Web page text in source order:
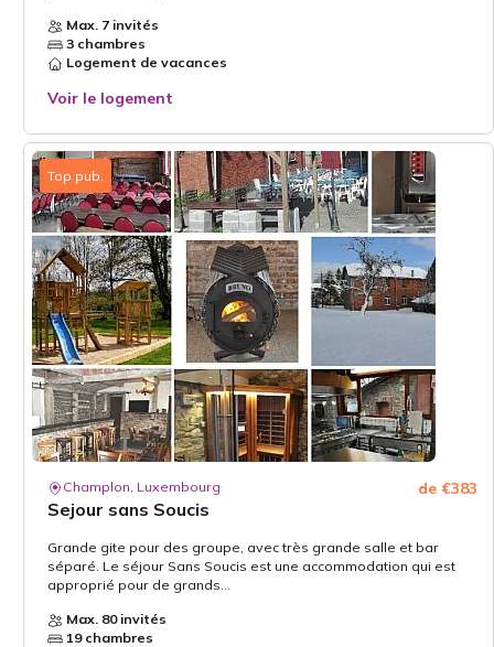
Max. 7 invités
3 chambres
Logement de vacances
Voir le logement
Top pub.
Champlon, Luxembourg
Sejour sans Soucis
de €383
Grande gite pour des groupe, avec très grande salle et bar
séparé. Le séjour Sans Soucis est une accommodation qui est
approprié pour de grands...
Max. 80 invités
19 chambres